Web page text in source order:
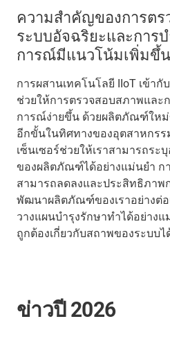
ความสำคัญของการตร
ระบบอัจฉริยะและการ
การณ์มีแนวโน้มเพิ่มขึ้น
การผสานเทคโนโลยี IIoT เข้า
ช่วยให้การตรวจสอบสภาพและ
การณ์ง่ายขึ้น ด้วยผลิตภัณฑ์ใหม่
อีกขั้นในทิศทางของอุตสาหกรร
เซ็นเซอร์ช่วยให้เราสามารถระ
ของผลิตภัณฑ์ได้อย่างแม่นยำ ก
สามารถลดลงและประสิทธิภาพ
พัฒนาผลิตภัณฑ์ของเราอย่างต่อ
วางแผนบำรุงรักษาทำได้อย่าง
ถูกต้องเกี่ยวกับสถาพของระบบไ
ข่าวปี 2026